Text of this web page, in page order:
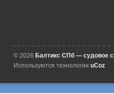
© 2026 Балтикс СПб — судовое
Используются технологии uCoz